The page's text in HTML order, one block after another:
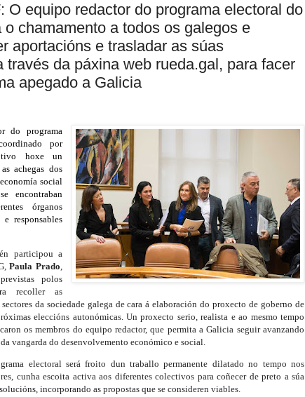
O equipo redactor do programa electoral do
o chamamento a todos os galegos e
aportacións e trasladar as súas
través da páxina web rueda.gal, para facer
apegado a Galicia
do programa
por
hoxe un
achegas dos
social
encontraban
órganos
responsables
participou a
Paula Prado,
polos
recoller as
da sociedade galega de cara á elaboración do proxecto de goberno de
eleccións autonómicas. Un proxecto serio, realista e ao mesmo tempo
os membros do equipo redactor, que permita a Galicia seguir avanzando
vangarda do desenvolvemento económico e social.
electoral será froito dun traballo permanente dilatado no tempo nos
cunha escoita activa aos diferentes colectivos para coñecer de preto a súa
incorporando as propostas que se consideren viables.